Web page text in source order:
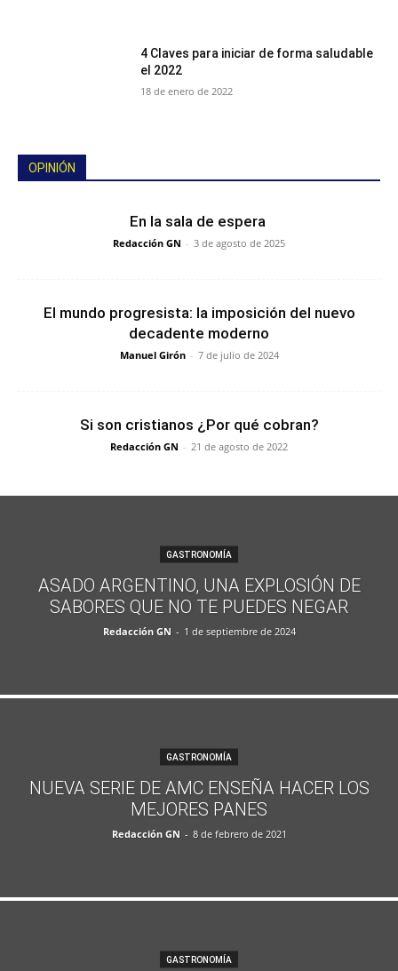
4 Claves para iniciar de forma saludable
el 2022
18 de enero de 2022
OPINIÓN
En la sala de espera
Redacción GN - 3 de agosto de 2025
El mundo progresista: la imposición del nuevo
decadente moderno
Manuel Girón - 7 de julio de 2024
Si son cristianos ¿Por qué cobran?
Redacción GN - 21 de agosto de 2022
GASTRONOMÍA
ASADO ARGENTINO, UNA EXPLOSIÓN DE
SABORES QUE NO TE PUEDES NEGAR
Redacción GN - 1 de septiembre de 2024
GASTRONOMÍA
NUEVA SERIE DE AMC ENSEÑA HACER LOS
MEJORES PANES
Redacción GN - 8 de febrero de 2021
GASTRONOMÍA